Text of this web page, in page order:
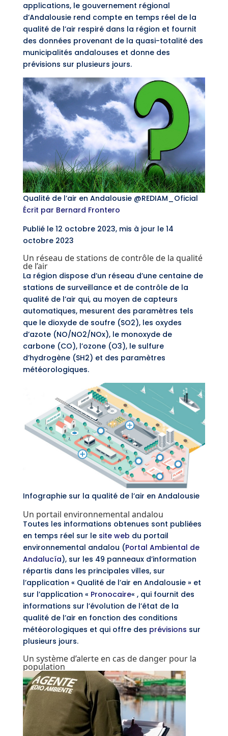
applications, le gouvernement régional
d’Andalousie rend compte en temps réel de la
qualité de l’air respiré dans la région et fournit
des données provenant de la quasi-totalité des
municipalités andalouses et donne des
prévisions sur plusieurs jours.
Qualité de l’air en Andalousie @REDIAM_Oficial
Écrit par Bernard Frontero
Publié le 12 octobre 2023, mis à jour le 14
octobre 2023
Un réseau de stations de contrôle de la qualité
de l’air
La région dispose d’un réseau d’une centaine de
stations de surveillance et de contrôle de la
qualité de l’air qui, au moyen de capteurs
automatiques, mesurent des paramètres tels
que le dioxyde de soufre (SO2), les oxydes
d’azote (NO/NO2/NOx), le monoxyde de
carbone (CO), l’ozone (O3), le sulfure
d’hydrogène (SH2) et des paramètres
météorologiques.
Infographie sur la qualité de l’air en Andalousie
Un portail environnemental andalou
Toutes les informations obtenues sont publiées
en temps réel sur le site web du portail
environnemental andalou (Portal Ambiental de
Andalucía), sur les 49 panneaux d’information
répartis dans les principales villes, sur
l’application « Qualité de l’air en Andalousie » et
sur l’application « Pronocaire« , qui fournit des
informations sur l’évolution de l’état de la
qualité de l’air en fonction des conditions
météorologiques et qui offre des prévisions sur
plusieurs jours.
Un système d’alerte en cas de danger pour la
population